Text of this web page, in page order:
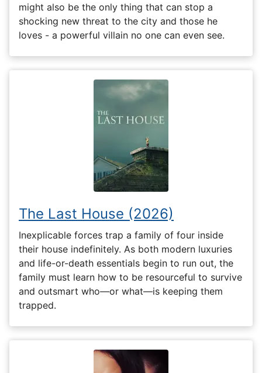
might also be the only thing that can stop a
shocking new threat to the city and those he
loves - a powerful villain no one can even see.
The Last House (2026)
Inexplicable forces trap a family of four inside
their house indefinitely. As both modern luxuries
and life-or-death essentials begin to run out, the
family must learn how to be resourceful to survive
and outsmart who—or what—is keeping them
trapped.